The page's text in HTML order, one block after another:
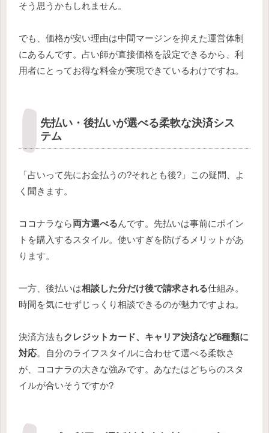
そう思うかもしれません。
でも、価格が安い理由は中間マージンを抑えた運営体制
にあるんです。占い師が直接価格を設定できるから、利
用者にとってお得な料金が実現できているわけですね。
先払い・後払いが選べる柔軟な決済シス
テム
「占いって先にお金払うの?それとも後?」この疑問、よ
く聞きます。
ココナラなら両方選べるんです。先払いは事前にポイン
トを購入するスタイル。使いすぎを防げるメリットがあ
ります。
一方、後払いは相談した分だけ後で請求される仕組み。
時間を気にせずじっくり相談できるのが魅力ですよね。
決済方法もクレジットカード、キャリア決済など6種類に
対応。自分のライフスタイルに合わせて選べる柔軟さ
が、ココナラの大きな強みです。あなたはどちらのスタ
イルが合いそうですか?